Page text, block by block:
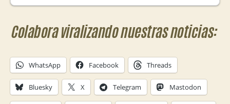
Colabora viralizando nuestras noticias:
WhatsApp Facebook Threads
Bluesky X Telegram Mastodon